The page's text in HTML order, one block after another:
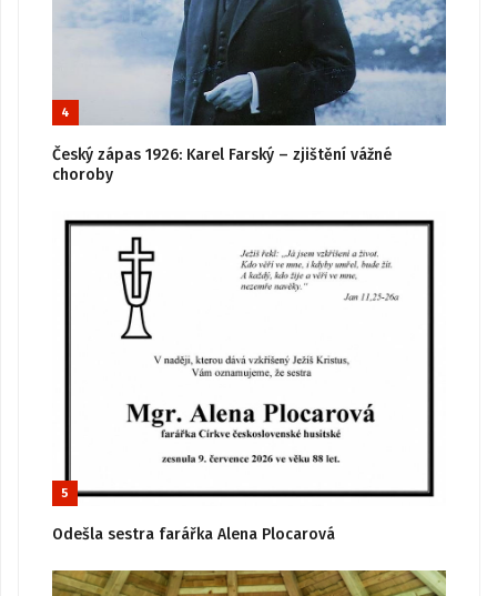
4
Český zápas 1926: Karel Farský – zjištění vážné
choroby
5
Odešla sestra farářka Alena Plocarová